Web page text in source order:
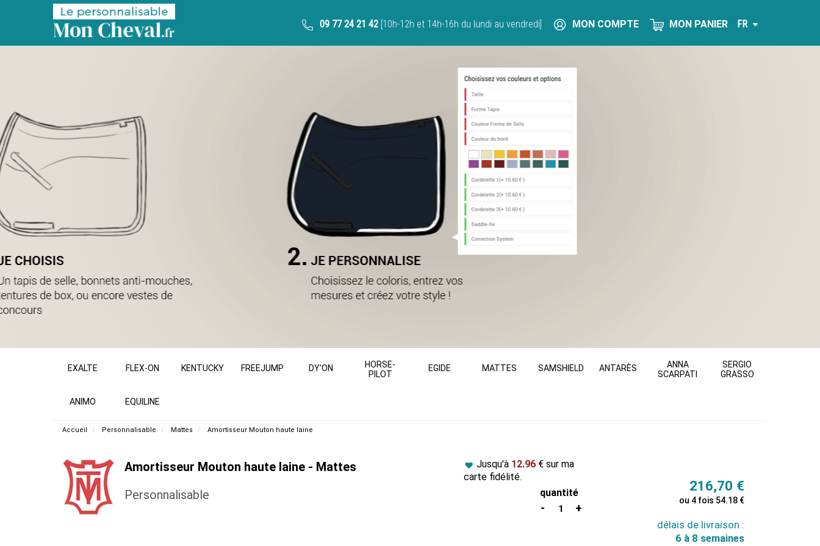
09 77 24 21 42 [10h-12h et 14h-16h du lundi au vendredi] MON COMPTE MON PANIER
EXALTE FLEX-ON KENTUCKY FREEJUMP DY'ON
HORSE-
PILOT
EGIDE MATTES SAMSHIELD ANTARÈS
ANNA
SCARPATI
SERGIO
GRASSO
ANIMO EQUILINE
Accueil Personnalisable Mattes Amortisseur Mouton haute laine
Amortisseur Mouton haute laine - Mattes
Personnalisable
Jusqu'à 12.96€ sur ma
carte fidélité.
quantité
1
216,70 €
ou 4 fois 54.18 €
délais de livraison :
6 à 8 semaines